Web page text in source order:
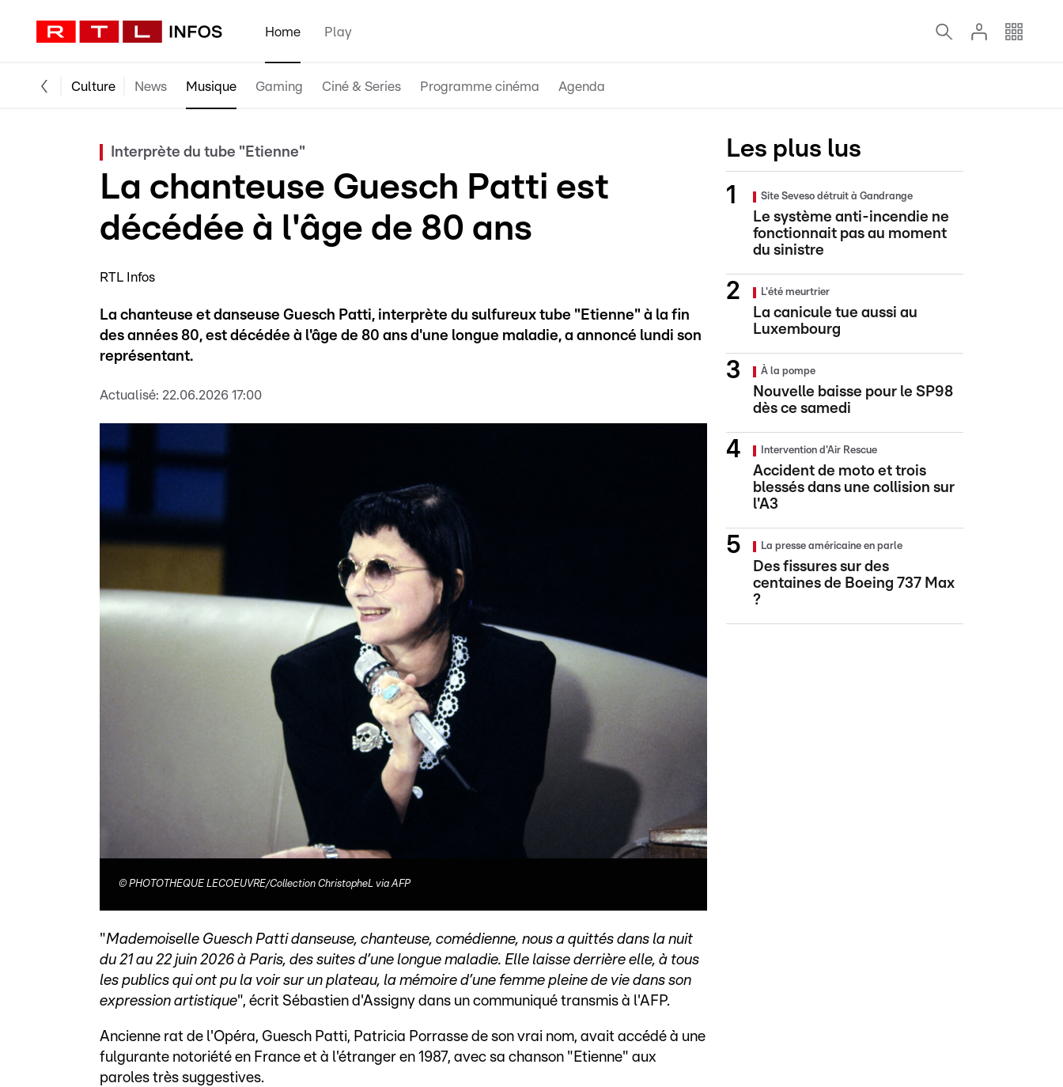
Home Play
Culture News Musique Gaming Ciné & Series Programme cinéma Agenda
Interprète du tube "Etienne"
La chanteuse Guesch Patti est
décédée à l'âge de 80 ans
RTL Infos
La chanteuse et danseuse Guesch Patti, interprète du sulfureux tube "Etienne" à la fin
des années 80, est décédée à l'âge de 80 ans d'une longue maladie, a annoncé lundi son
représentant.
Actualisé: 22.06.2026 17:00
© PHOTOTHEQUE LECOEUVRE/Collection ChristopheL via AFP
"Mademoiselle Guesch Patti danseuse, chanteuse, comédienne, nous a quittés dans la nuit
du 21 au 22 juin 2026 à Paris, des suites d’une longue maladie. Elle laisse derrière elle, à tous
les publics qui ont pu la voir sur un plateau, la mémoire d’une femme pleine de vie dans son
expression artistique", écrit Sébastien d'Assigny dans un communiqué transmis à l'AFP.
Ancienne rat de l'Opéra, Guesch Patti, Patricia Porrasse de son vrai nom, avait accédé à une
fulgurante notoriété en France et à l'étranger en 1987, avec sa chanson "Etienne" aux
paroles très suggestives.
Les plus lus
Site Seveso détruit à Gandrange
Le système anti-incendie ne
fonctionnait pas au moment
du sinistre
L'été meurtrier
La canicule tue aussi au
Luxembourg
À la pompe
Nouvelle baisse pour le SP98
dès ce samedi
Intervention d'Air Rescue
Accident de moto et trois
blessés dans une collision sur
l'A3
La presse américaine en parle
Des fissures sur des
centaines de Boeing 737 Max
?